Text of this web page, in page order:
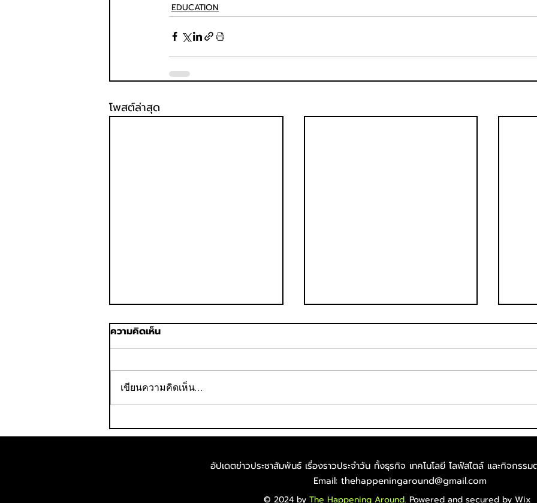
EDUCATION
โพสต์ล่าสุด
เปิดตัวหลักสูตรจริยธรรม AI
เป้าหมาย พร้อมเทคนิคพิชิต
คณะในฝัน เจาะลึก TCAS70
สรุปไฮไลต์และเทคนิคการเตรี
ยมตัวจากกูรู กับโครงการ
เชื่อ
พ
ความคิดเห็น
เขียนความคิดเห็น…
อัปเดตข่าวประชาสัมพันธ์ เรื่องราวประจำวัน ทั้งธุรกิจ เทคโนโลยี ไลฟ์สไตล์​ และกิจกรรม
Email: thehappeningaround@gmail.com
© 2024 by The Happening Around. Powered and secured by Wix